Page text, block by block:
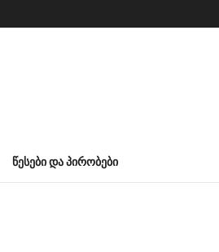
ᲬᲔᲡᲔᲑᲘ ᲓᲐ ᲞᲘᲠᲝᲑᲔᲑᲘ